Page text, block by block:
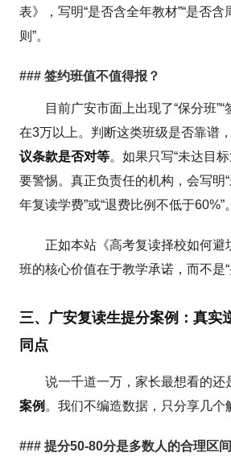
表》，写明“是否含全年教材”“是否含
则”。
### 签约班值不值得报？
目前广安市面上出现了“保分班”“
在3万以上。判断这类班级是否靠谱
议条款是否对等。如果只写“未达目
要警惕。真正负责任的机构，会写明
年复读学费”或“退费比例不低于60%”。
正如本站《高考复读择校如何避
班的核心价值在于教学承诺，而不是“
三、广安复读生提分案例：真实
同点
说一千道一万，家长最想看的还
案例 。我们不编造数据，只分享几个
### 提分50-80分是多数人的合理区间